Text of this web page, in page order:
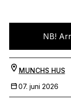
NB!
MUNCHS HUS
07. juni 2026